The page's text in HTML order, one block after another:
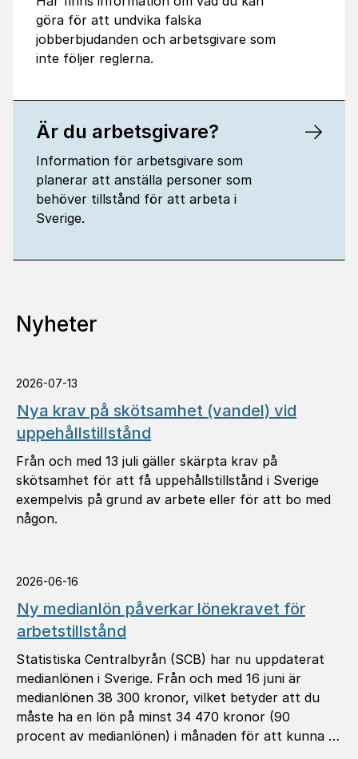
göra för att undvika falska
jobberbjudanden och arbetsgivare som
inte följer reglerna.
Är du arbetsgivare?
Information för arbetsgivare som
planerar att anställa personer som
behöver tillstånd för att arbeta i
Sverige.
Nyheter
2026-07-13
Nya krav på skötsamhet (vandel) vid
uppehållstillstånd
Från och med 13 juli gäller skärpta krav på
skötsamhet för att få uppehållstillstånd i Sverige
exempelvis på grund av arbete eller för att bo med
någon.
2026-06-16
Ny medianlön påverkar lönekravet för
arbetstillstånd
Statistiska Centralbyrån (SCB) har nu uppdaterat
medianlönen i Sverige. Från och med 16 juni är
medianlönen 38 300 kronor, vilket betyder att du
måste ha en lön på minst 34 470 kronor (90
procent av medianlönen) i månaden för att kunna …